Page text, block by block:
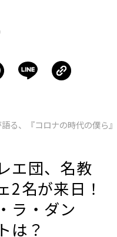
る、『コロナの時代の僕ら
エ団、名教
2名が来日！
ラ・ダン
は？